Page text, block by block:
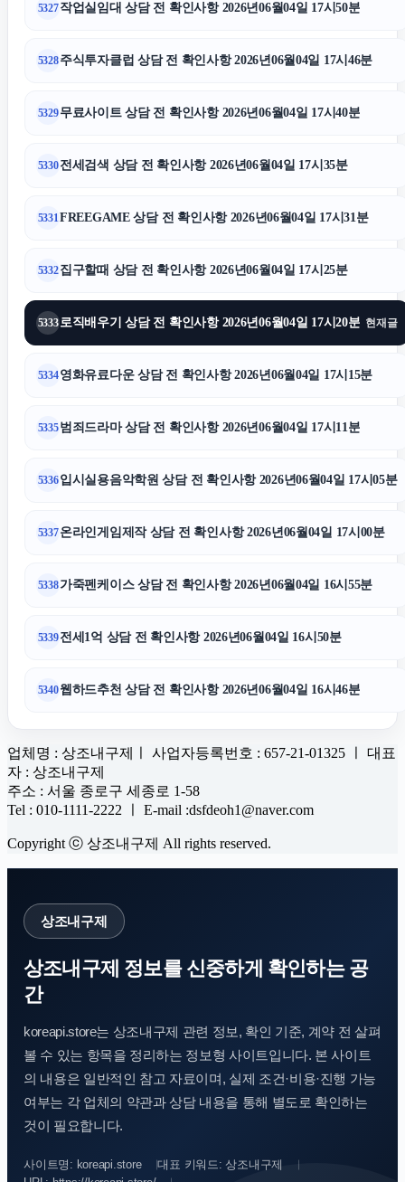
5327작업실임대 상담 전 확인사항 2026년06월04일 17시50분
5328주식투자클럽 상담 전 확인사항 2026년06월04일 17시46분
5329무료사이트 상담 전 확인사항 2026년06월04일 17시40분
5330전세검색 상담 전 확인사항 2026년06월04일 17시35분
5331 FREEGAME 상담 전 확인사항 2026년06월04일 17시31분
5332집구할때 상담 전 확인사항 2026년06월04일 17시25분
5333로직배우기 상담 전 확인사항 2026년06월04일 17시20분 현재글
5334영화유료다운 상담 전 확인사항 2026년06월04일 17시15분
5335범죄드라마 상담 전 확인사항 2026년06월04일 17시11분
5336입시실용음악학원 상담 전 확인사항 2026년06월04일 17시05분
5337온라인게임제작 상담 전 확인사항 2026년06월04일 17시00분
5338가죽펜케이스 상담 전 확인사항 2026년06월04일 16시55분
5339전세1억 상담 전 확인사항 2026년06월04일 16시50분
5340웹하드추천 상담 전 확인사항 2026년06월04일 16시46분
업체명 : 상조내구제ㅣ 사업자등록번호 : 657-21-01325 ㅣ 대표
자 : 상조내구제
주소 : 서울 종로구 세종로 1-58
Tel : 010-1111-2222 ㅣ E-mail :dsfdeoh1@naver.com
Copyright ⓒ 상조내구제 All rights reserved.
상조내구제
상조내구제 정보를 신중하게 확인하는 공
간
koreapi.store는 상조내구제 관련 정보, 확인 기준, 계약 전 살펴
볼 수 있는 항목을 정리하는 정보형 사이트입니다. 본 사이트
의 내용은 일반적인 참고 자료이며, 실제 조건·비용·진행 가능
여부는 각 업체의 약관과 상담 내용을 통해 별도로 확인하는
것이 필요합니다.
사이트명: koreapi.store
대표 키워드: 상조내구제